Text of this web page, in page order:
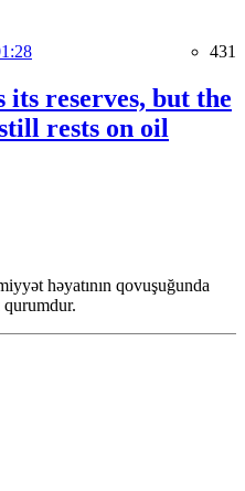
431
reserves, but the
rests on oil
həyatının qovuşuğunda